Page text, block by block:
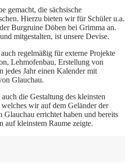
gemacht, die sächsische
Hierzu bieten wir für Schüler u.a.
Burgruine Döben bei Grimma an.
mitgestalten, ist unsere Devise.
regelmäßig für externe Projekte
Lehmofenbau, Erstellung von
jedes Jahr einen Kalender mit
Glauchau.
die Gestaltung des kleinsten
wir auf dem Geländer der
Glauchau errichtet haben und bereits
auf kleinstem Raume zeigte.